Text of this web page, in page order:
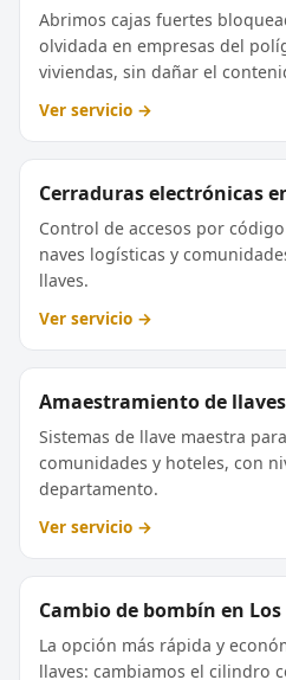
Abrimos cajas fuertes
olvidada en empresas del
viviendas, sin dañar el
Ver servicio →
Cerraduras electrónicas
Control de accesos por
naves logísticas y
llaves.
Ver servicio →
Amaestramiento de
Sistemas de llave maestra
comunidades y hoteles, con
departamento.
Ver servicio →
Cambio de bombín en
La opción más rápida y
llaves: cambiamos el cilindro